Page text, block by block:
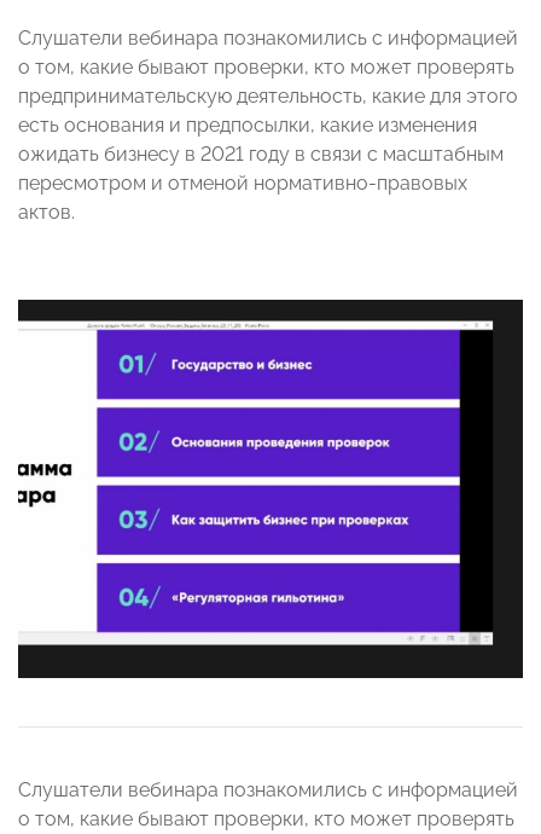
Слушатели вебинара познакомились с информацией
о том, какие бывают проверки, кто может проверять
предпринимательскую деятельность, какие для этого
есть основания и предпосылки, какие изменения
ожидать бизнесу в 2021 году в связи с масштабным
пересмотром и отменой нормативно-правовых
актов.
Слушатели вебинара познакомились с информацией
о том, какие бывают проверки, кто может проверять